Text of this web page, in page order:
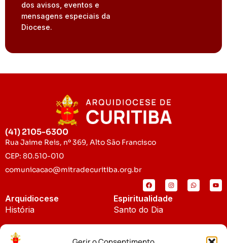
dos avisos, eventos e
mensagens especiais da
Diocese.
(41) 2105-6300
Rua Jaime Reis, nº 369, Alto São Francisco
CEP: 80.510-010
comunicacao@mitradecuritiba.org.br
Arquidiocese
História
Padroeira
Espiritualidade
Santo do Dia